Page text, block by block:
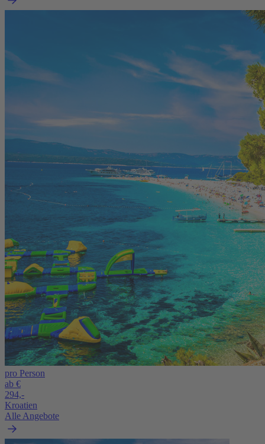
pro Person
ab €
294,-
Kroatien
Alle Angebote